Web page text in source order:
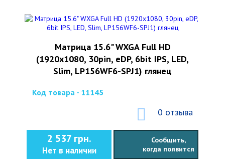
Матрица 15.6" WXGA Full HD
(1920x1080, 30pin, eDP, 6bit IPS, LED,
Slim, LP156WF6-SPJ1) глянец
Код товара - 11145
0 отзыва
2 537 грн.
Нет в наличии
Сообщить,
когда появится